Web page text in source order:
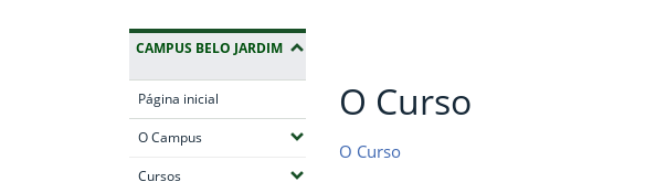
CAMPUS BELO JARDIM
Página inicial
O Campus(Expandir submenus)
Cursos(Expandir submenus)
O Curso
O Curso